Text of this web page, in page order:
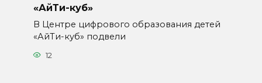
«АйТи-куб»
В Центре цифрового образования детей
«АйТи-куб» подвели
12